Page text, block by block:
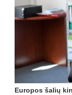
Europos šalių